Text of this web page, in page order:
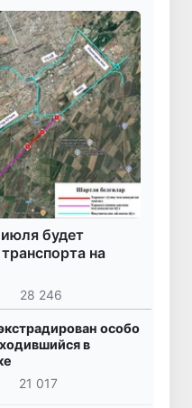
будет
на
28 246
особо
в
21 017